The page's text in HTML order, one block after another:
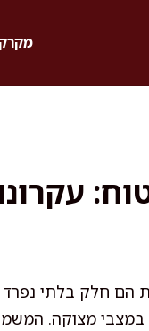
הם חלק בלתי
במצבי מצוקה.